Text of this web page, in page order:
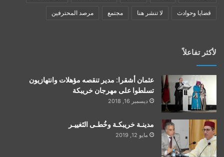
قضايا وحوادث لا تنشر هنا مجتمع مرصد المحترفين
لأكثر تفاعلاً
عثمان أشقرا: مدير تنقصه مؤهلات وانتهازيون
تسلطوا على مهرجان خريبكة
ديسمبر 16, 2018
مدينـة خريبكـة وخُطـى التَغييـر
مايو 12, 2019